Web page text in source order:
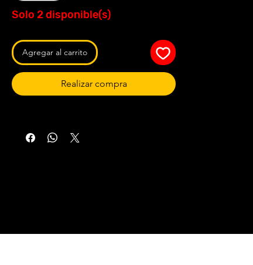
Solo 2 disponible(s)
Agregar al carrito
Realizar compra